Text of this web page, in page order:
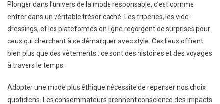
Plonger dans l’univers de la mode responsable, c’est comme
entrer dans un véritable trésor caché. Les friperies, les vide-
dressings, et les plateformes en ligne regorgent de surprises pour
ceux qui cherchent à se démarquer avec style. Ces lieux offrent
bien plus que des vêtements : ce sont des histoires et des voyages
à travers le temps.
Adopter une mode plus éthique nécessite de repenser nos choix
quotidiens. Les consommateurs prennent conscience des impacts